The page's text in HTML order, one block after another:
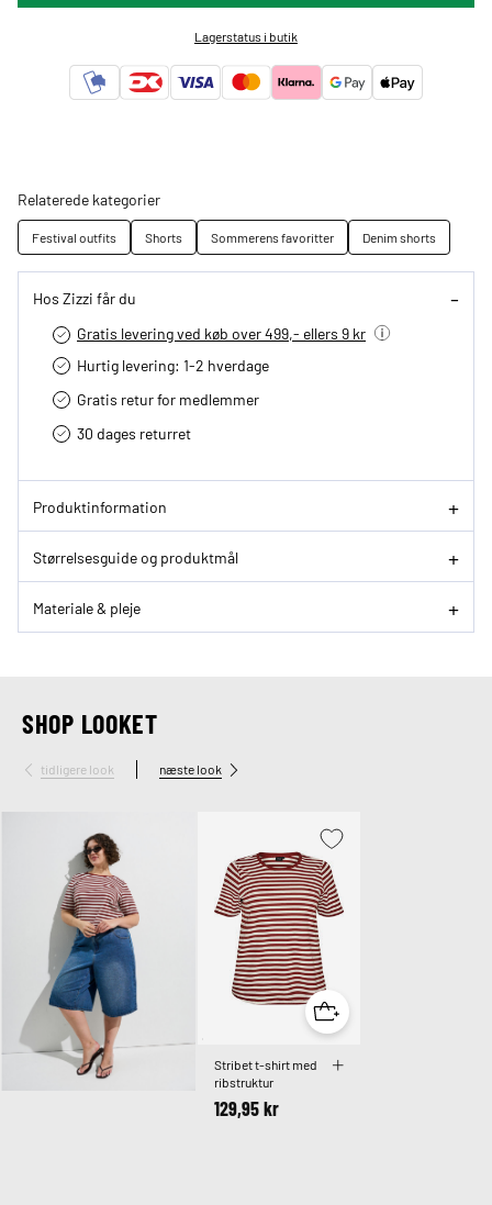
Lagerstatus i butik
Relaterede kategorier
Festival outfits Shorts Sommerens favoritter Denim shorts
Hos Zizzi får du
Gratis levering ved køb over 499,- ellers 9 kr
Hurtig levering­: 1-2 hverdage
Gratis retur for medlemmer
30 dages returret
Produktinformation
Størrelsesguide og produktmål
Materiale & pleje
SHOP LOOKET
tidligere look næste look
Stribet t-shirt med
ribstruktur
129,95 kr